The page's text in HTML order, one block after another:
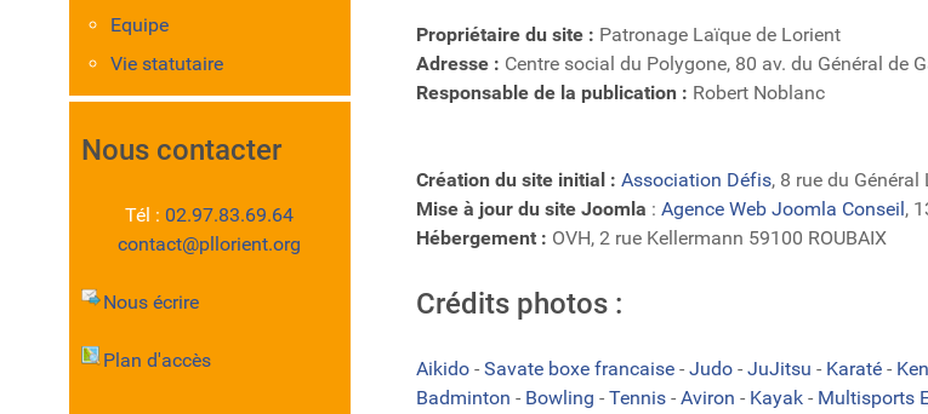
Equipe
Vie statutaire
Nous contacter
Tél : 02.97.83.69.64
contact@pllorient.org
Nous écrire
Plan d'accès
Propriétaire du site : Patronage Laïque de Lorient
Adresse : Centre social du Polygone, 80 av. du Général de
Responsable de la publication : Robert Noblanc
Création du site initial : Association Défis, 8 rue du Général
Mise à jour du site Joomla : Agence Web Joomla Conseil ,
Hébergement : OVH, 2 rue Kellermann 59100 ROUBAIX
Crédits photos :
Aikido - Savate boxe francaise - Judo - JuJitsu - Karaté -
Badminton - Bowling - Tennis - Aviron - Kayak - Multisports